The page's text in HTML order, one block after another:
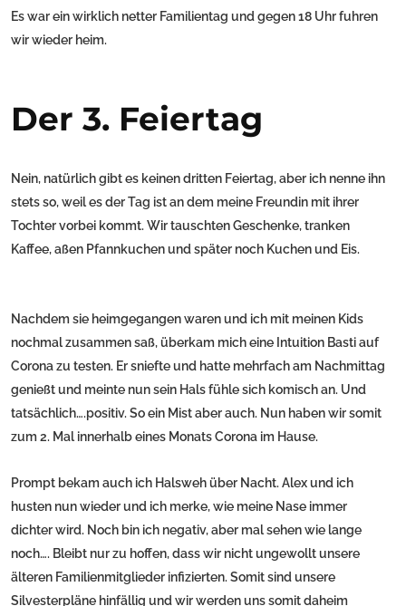
Es war ein wirklich netter Familientag und gegen 18 Uhr fuhren
wir wieder heim.
Der 3. Feiertag
Nein, natürlich gibt es keinen dritten Feiertag, aber ich nenne ihn
stets so, weil es der Tag ist an dem meine Freundin mit ihrer
Tochter vorbei kommt. Wir tauschten Geschenke, tranken
Kaffee, aßen Pfannkuchen und später noch Kuchen und Eis.
Nachdem sie heimgegangen waren und ich mit meinen Kids
nochmal zusammen saß, überkam mich eine Intuition Basti auf
Corona zu testen. Er sniefte und hatte mehrfach am Nachmittag
genießt und meinte nun sein Hals fühle sich komisch an. Und
tatsächlich….positiv. So ein Mist aber auch. Nun haben wir somit
zum 2. Mal innerhalb eines Monats Corona im Hause.
Prompt bekam auch ich Halsweh über Nacht. Alex und ich
husten nun wieder und ich merke, wie meine Nase immer
dichter wird. Noch bin ich negativ, aber mal sehen wie lange
noch…. Bleibt nur zu hoffen, dass wir nicht ungewollt unsere
älteren Familienmitglieder infizierten. Somit sind unsere
Silvesterpläne hinfällig und wir werden uns somit daheim